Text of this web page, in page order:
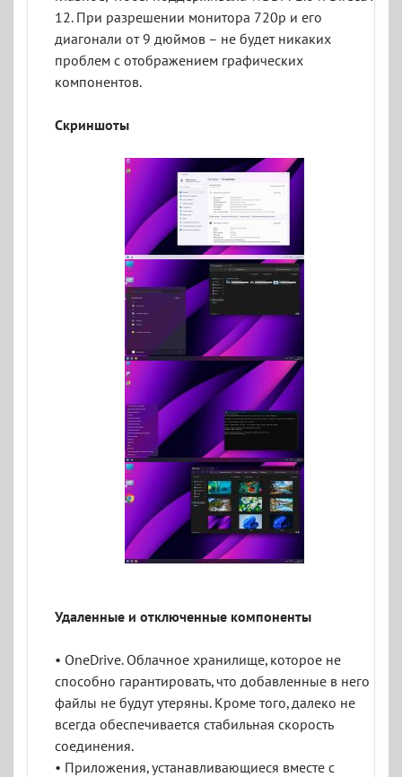
12. При разрешении монитора 720p и его
диагонали от 9 дюймов – не будет никаких
проблем с отображением графических
компонентов.
Скриншоты
Удаленные и отключенные компоненты
• OneDrive. Облачное хранилище, которое не
способно гарантировать, что добавленные в него
файлы не будут утеряны. Кроме того, далеко не
всегда обеспечивается стабильная скорость
соединения.
• Приложения, устанавливающиеся вместе с